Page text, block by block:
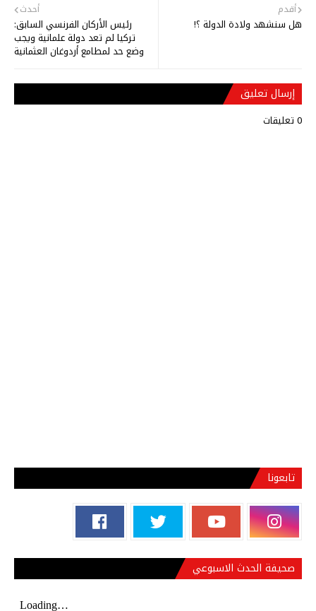
أحدث
رئيس الأركان الفرنسي السابق:
تركيا لم تعد دولة علمانية ويجب
وضع حد لمطامع أردوغان العثمانية
أقدم
هل سنشهد ولادة الدولة ؟!
إرسال تعليق
0 تعليقات
تابعونا
صحيفة الحدث الاسبوعي